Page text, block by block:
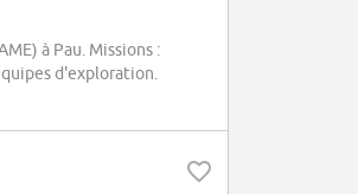
à Pau. Missions :
d'exploration.